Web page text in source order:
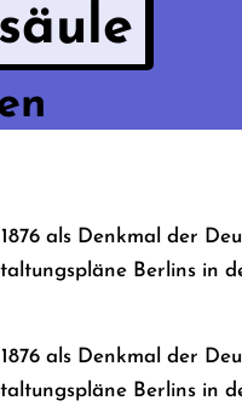
als Denkmal der
Berlins in
als Denkmal der
Berlins in